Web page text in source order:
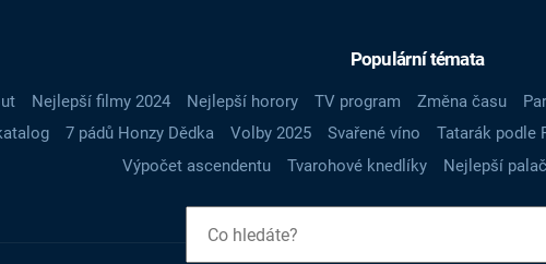
Populární témata
Nejlepší filmy 2024 Nejlepší horory TV program Změna času
7 pádů Honzy Dědka Volby 2025 Svařené víno Tatarák podle
Výpočet ascendentu
Tvarohové knedlíky Nejlepší